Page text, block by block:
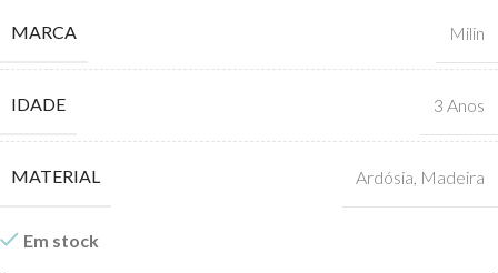
MARCA Milin
IDADE 3 Anos
MATERIAL Ardósia Madeira
Em stock